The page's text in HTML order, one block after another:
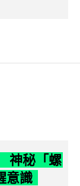
神秘「螺
意識